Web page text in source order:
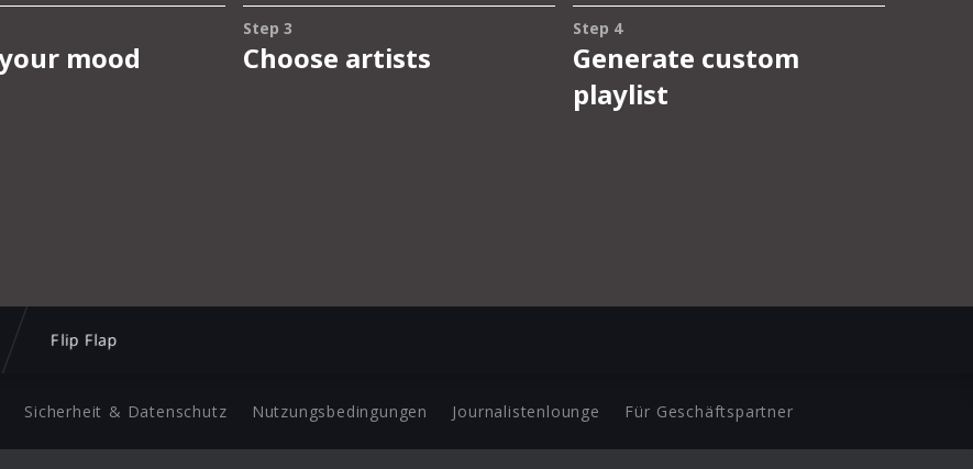
Flip Flap
Sicherheit & Datenschutz Nutzungsbedingungen Journalistenlounge Für Geschäftspartner